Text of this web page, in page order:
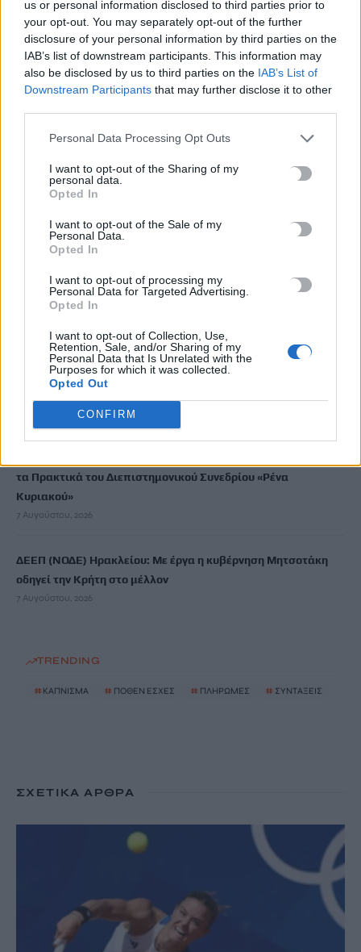
us or personal information disclosed to third parties prior to
your opt-out. You may separately opt-out of the further
disclosure of your personal information by third parties on the
IAB’s list of downstream participants. This information may
also be disclosed by us to third parties on the IAB’s List of
Downstream Participants that may further disclose it to other
Personal Data Processing Opt Outs
I want to opt-out of the Sharing of my
personal data.
Opted In
I want to opt-out of the Sale of my
Personal Data.
Opted In
I want to opt-out of processing my
Personal Data for Targeted Advertising.
Opted In
I want to opt-out of Collection, Use,
Retention, Sale, and/or Sharing of my
Personal Data that Is Unrelated with the
Purposes for which it was collected.
Opted Out
CONFIRM
7 Αυγούστου, 2026
Πότε πληρώνονται οι συντάξεις Σεπτεμβρίου
7 Αυγούστου, 2026
Κινηματογράφου Χανίων
7 Αυγούστου, 2026
Ευρωπαίοι ίσως ασκούσαν κανιβαλισμό
7 Αυγούστου, 2026
Σοκαριστικές αποκαλύψεις του FBI μετά το Μουντιάλ: «Θα
ανατινάξω τον Μέσι με τέσσερις βόμβες»
7 Αυγούστου, 2026
ΗΠΑ: Δασκάλα χορού κατηγορείται για σεξουαλική
κακοποίηση δύο ανήλικων μαθητών της
7 Αυγούστου, 2026
τα Πρακτικά του Διεπιστημονικού Συνεδρίου «Ρένα
Κυριακού»
7 Αυγούστου, 2026
ΔΕΕΠ (ΝΟΔΕ) Ηρακλείου: Με έργα η κυβέρνηση Μητσοτάκη
οδηγεί την Κρήτη στο μέλλον
7 Αυγούστου, 2026
TRENDING
# ΚΑΠΝΙΣΜΑ # ΠΟΘΕΝ ΕΣΧΕΣ # ΠΛΗΡΩΜΕΣ # ΣΥΝΤΑΞΕΙΣ
ΣΧΕΤΙΚΆ ΆΡΘΡΑ